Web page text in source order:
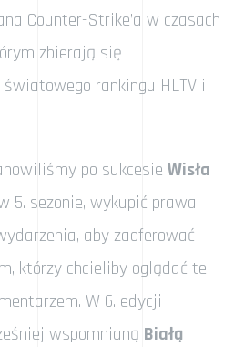
Counter-Strike’a w czasach
zbierają się
światowego rankingu HLTV i
po sukcesie Wisła
5. sezonie, wykupić prawa
aby zaoferować
którzy chcieliby oglądać te
W 6. edycji
wspomnianą Białą